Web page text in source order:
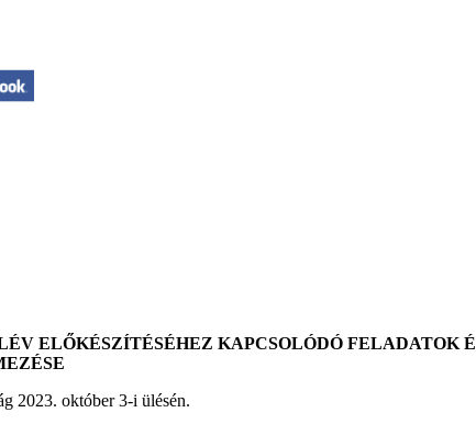
ELŐKÉSZÍTÉSÉHEZ KAPCSOLÓDÓ FELADATOK
2023. október 3-i ülésén.